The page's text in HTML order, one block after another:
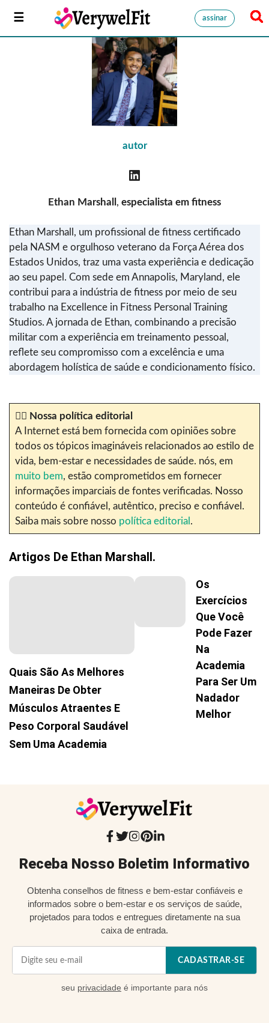
assinar
autor
Ethan Marshall , especialista em fitness
Ethan Marshall, um profissional de fitness certificado
pela NASM e orgulhoso veterano da Força Aérea dos
Estados Unidos, traz uma vasta experiência e dedicação
ao seu papel. Com sede em Annapolis, Maryland, ele
contribui para a indústria de fitness por meio de seu
trabalho na Excellence in Fitness Personal Training
Studios. A jornada de Ethan, combinando a precisão
militar com a experiência em treinamento pessoal,
reflete seu compromisso com a excelência e uma
abordagem holística de saúde e condicionamento físico.
✍🏼 Nossa política editorial
A Internet está bem fornecida com opiniões sobre
todos os tópicos imagináveis relacionados ao estilo de
vida, bem-estar e necessidades de saúde. nós, em
muito bem, estão comprometidos em fornecer
informações imparciais de fontes verificadas. Nosso
conteúdo é confiável, autêntico, preciso e confiável.
Saiba mais sobre nosso política editorial .
Artigos De Ethan Marshall.
Quais São As Melhores
Maneiras De Obter
Músculos Atraentes E
Peso Corporal Saudável
Sem Uma Academia
Os
Exercícios
Que Você
Pode Fazer
Na
Academia
Para Ser Um
Nadador
Melhor
Receba Nosso Boletim Informativo
Obtenha conselhos de fitness e bem-estar confiáveis e
informados sobre o bem-estar e os serviços de saúde,
projetados para todos e entregues diretamente na sua
caixa de entrada.
CADASTRAR-SE
seu privacidade é importante para nós